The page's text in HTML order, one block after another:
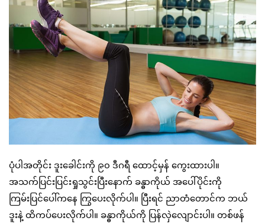
ပုံပါအတိုင်း ဒူးခေါင်းကို ၉၀ ဒီဂရီ ထောင့်မှန် ကွေးထားပါ။
အသက်ပြင်းပြင်းရှုသွင်းပြီးနောက် ခန္ဓာကိုယ် အပေါ်ပိုင်းကို
ကြမ်းပြင်ပေါ်ကနေ ကြွပေးလိုက်ပါ။ ပြီးရင် ညာတံတောင်က ဘယ်
ဒူးနဲ့ ထိကပ်ပေးလိုက်ပါ။ ခန္ဓာကိုယ်ကို ပြန်လှဲလျောင်းပါ။ တစ်ဖန်